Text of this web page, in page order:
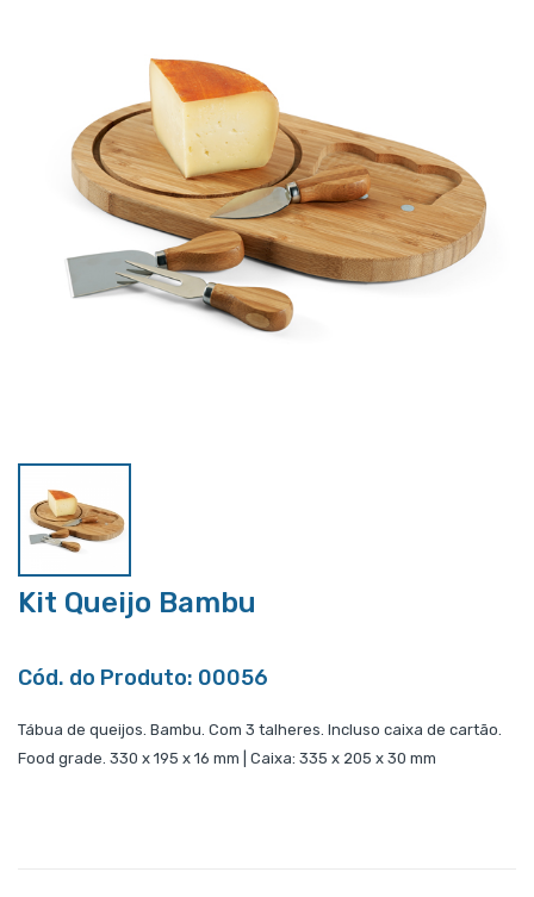
Kit Queijo Bambu
Cód. do Produto: 00056
Tábua de queijos. Bambu. Com 3 talheres. Incluso caixa de cartão.
Food grade. 330 x 195 x 16 mm | Caixa: 335 x 205 x 30 mm